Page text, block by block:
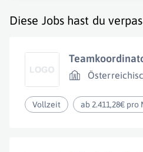
Diese Jobs hast du
Vollzeit ab 2.411,28€ pro